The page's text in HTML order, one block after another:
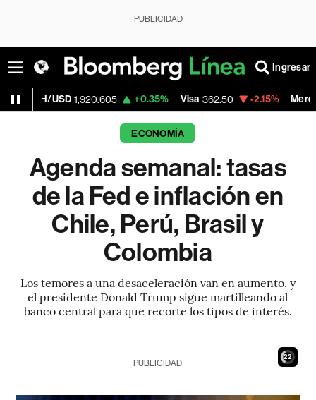
PUBLICIDAD
Ingresar
1,920.605 +0.35% Visa 362.50 -2.15% MercadoLibre
ECONOMÍA
Agenda semanal: tasas
de la Fed e inflación en
Chile, Perú, Brasil y
Colombia
Los temores a una desaceleración van en aumento, y
el presidente Donald Trump sigue martilleando al
banco central para que recorte los tipos de interés.
20
PUBLICIDAD